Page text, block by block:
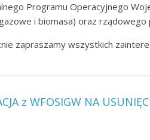
Programu Operacyjnego
i biomasa) oraz
zapraszamy wszystkich
z WFOSIGW NA